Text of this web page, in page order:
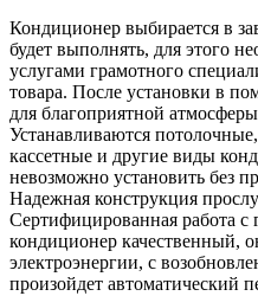
Кондиционер выбирается в
будет выполнять, для этого
услугами грамотного
товара. После установки в
для благоприятной
Устанавливаются
кассетные и другие виды
невозможно установить без
Надежная конструкция
Сертифицированная работа с
кондиционер качественный,
электроэнергии, с
произойдет автоматический